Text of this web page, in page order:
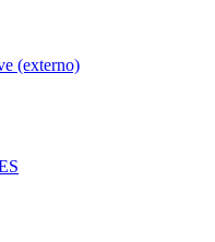
(externo)